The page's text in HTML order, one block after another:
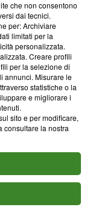
Frasca, 3 - 6900
che non consentono
dai tecnici.
per: Archiviare
limitati per la
personalizzata.
Creare profili
per la selezione di
annunci. Misurare le
statistiche o la
e migliorare i
sito e per modificare,
consultare la nostra